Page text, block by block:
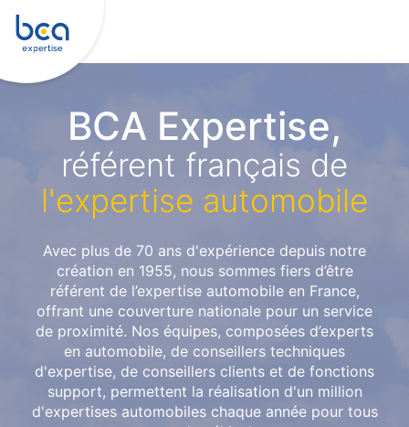
BCA Expertise,
référent français de
l'expertise automobile
Avec plus de 70 ans d'expérience depuis notre
création en 1955, nous sommes fiers d’être
référent de l’expertise automobile en France,
offrant une couverture nationale pour un service
de proximité. Nos équipes, composées d’experts
en automobile, de conseillers techniques
d'expertise, de conseillers clients et de fonctions
support, permettent la réalisation d'un million
d'expertises automobiles chaque année pour tous